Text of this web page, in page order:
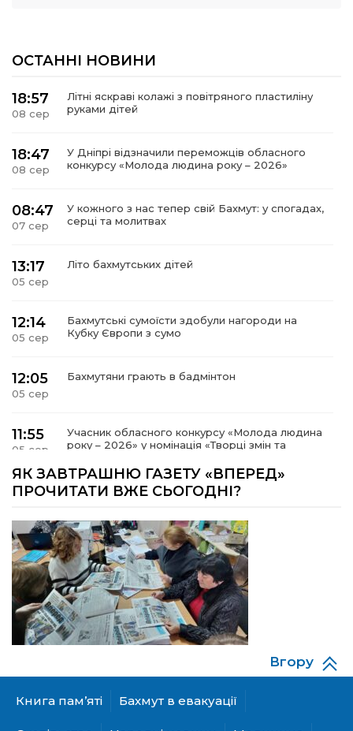
ОСТАННІ НОВИНИ
18:57
08 сер
Літні яскраві колажі з повітряного пластиліну
руками дітей
18:47
08 сер
У Дніпрі відзначили переможців обласного
конкурсу «Молода людина року – 2026»
08:47
07 сер
У кожного з нас тепер свій Бахмут: у спогадах,
серці та молитвах
13:17
05 сер
Літо бахмутських дітей
12:14
05 сер
Бахмутські сумоїсти здобули нагороди на
Кубку Європи з сумо
12:05
05 сер
Бахмутяни грають в бадмінтон
11:55
05 сер
Учасник обласного конкурсу «Молода людина
року – 2026» у номінація «Творці змін та
15:18
Мобільні клініки надали медичну допомогу 4
09:27
03 сер
ВПО можуть не платити за частину
комунальних послуг: про що йдеться
14:12
01 сер
Досі ВПО? Юристка розповіла, коли
переселенці втрачають виплати та статус
внутрішньо переміщеної особи
14:04
Аліна Кулик
ЯК ЗАВТРАШНЮ ГАЗЕТУ «ВПЕРЕД»
ПРОЧИТАТИ ВЖЕ СЬОГОДНІ?
Книга пам’яті Бахмут в евакуації
Вгору